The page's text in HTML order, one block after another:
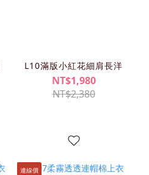
L10滿版小紅花細肩長洋
NT$1,980
NT$2,380
連線價